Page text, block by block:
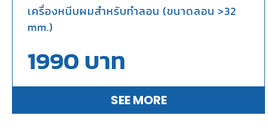
เครื่องหนีบผมสำหรับทำลอน (ขนาดลอน >32
mm.)
1990บาท
SEE MORE